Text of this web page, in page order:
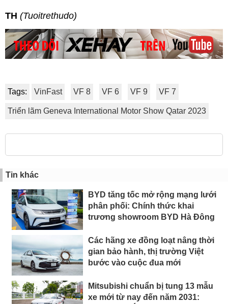
TH (Tuoitrethudo)
Tags: VinFast VF 8 VF 6 VF 9 VF 7
Triển lãm Geneva International Motor Show Qatar 2023
Tin khác
BYD tăng tốc mở rộng mạng lưới
phân phối: Chính thức khai
trương showroom BYD Hà Đông
Các hãng xe đồng loạt nâng thời
gian bảo hành, thị trường Việt
bước vào cuộc đua mới
Mitsubishi chuẩn bị tung 13 mẫu
xe mới từ nay đến năm 2031: